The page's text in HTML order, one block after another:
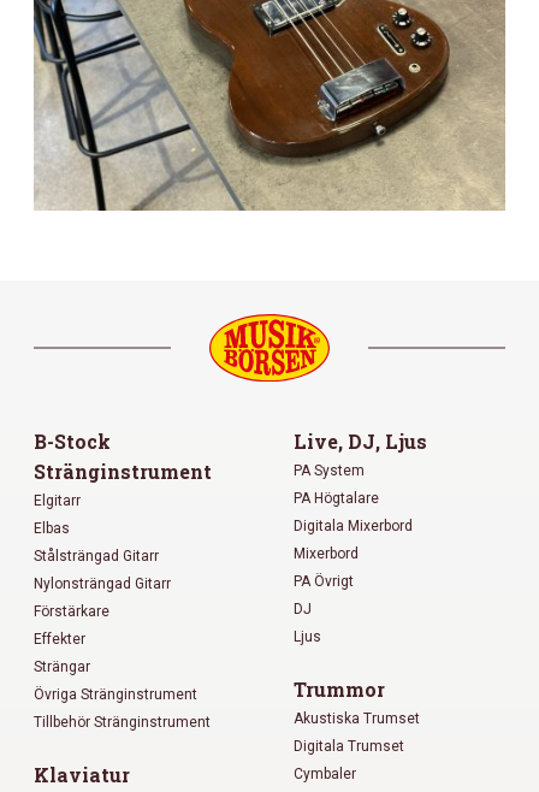
B-Stock
Stränginstrument
Elgitarr
Elbas
Stålsträngad Gitarr
Nylonsträngad Gitarr
Förstärkare
Effekter
Strängar
Övriga Stränginstrument
Tillbehör Stränginstrument
Klaviatur
Live, DJ, Ljus
PA System
PA Högtalare
Digitala Mixerbord
Mixerbord
PA Övrigt
DJ
Ljus
Trummor
Akustiska Trumset
Digitala Trumset
Cymbaler